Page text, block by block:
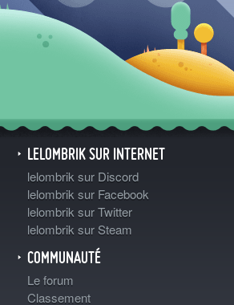
LELOMBRIK SUR INTERNET
lelombrik sur Discord
lelombrik sur Facebook
lelombrik sur Twitter
lelombrik sur Steam
COMMUNAUTÉ
Le forum
Classement